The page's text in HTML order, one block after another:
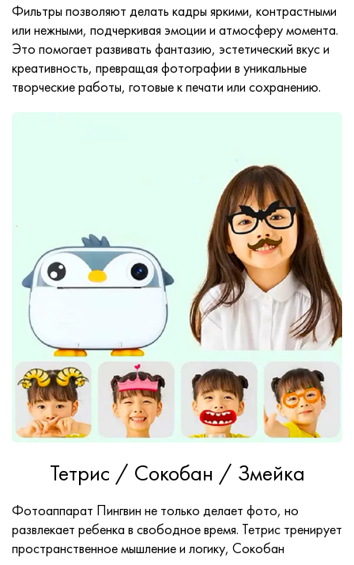
Фильтры позволяют делать кадры яркими, контрастными
или нежными, подчеркивая эмоции и атмосферу момента.
Это помогает развивать фантазию, эстетический вкус и
креативность, превращая фотографии в уникальные
творческие работы, готовые к печати или сохранению.
Тетрис / Сокобан / Змейка
Фотоаппарат Пингвин не только делает фото, но
развлекает ребенка в свободное время. Тетрис тренирует
пространственное мышление и логику, Сокобан